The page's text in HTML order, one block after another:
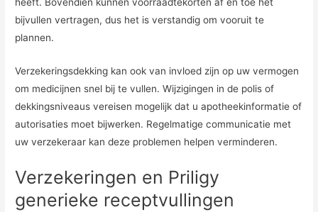
bijvullen vertragen, dus het is verstandig om vooruit te
plannen.
Verzekeringsdekking kan ook van invloed zijn op uw vermogen
om medicijnen snel bij te vullen. Wijzigingen in de polis of
dekkingsniveaus vereisen mogelijk dat u apotheekinformatie of
autorisaties moet bijwerken. Regelmatige communicatie met
uw verzekeraar kan deze problemen helpen verminderen.
Verzekeringen en Priligy
generieke receptvullingen